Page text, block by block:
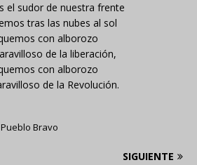
el sudor de nuestra frente
tras las nubes al sol
con alborozo
de la liberación,
con alborozo
de la Revolución.
Bravo
SIGUIENTE